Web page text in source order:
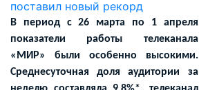
В период с 26 марта по 1 апреля
показатели работы телеканала
«МИР» были особенно высокими.
Среднесуточная доля аудитории за